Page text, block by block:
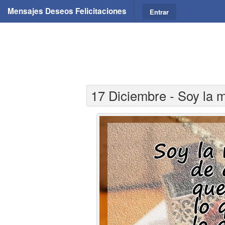
Mensajes Deseos Felicitaciones Entrar
17 Diciembre - Soy la